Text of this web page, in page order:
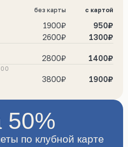
без карты с картой
1900₽
950₽
2600₽ 1300₽
2800₽ 1400₽
3800₽ 1900₽
50%
по клубной карте